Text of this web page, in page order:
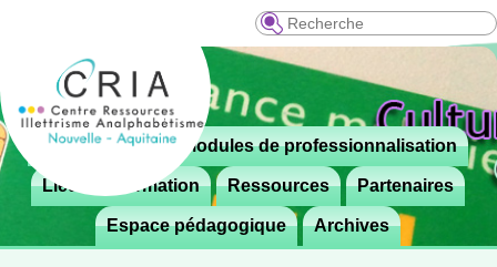
Recherche
Menu
principal
Aller
contenu
principal
 Le CRIA Modules de professionnalisation
Lieux de formation Ressources Partenaires
Espace pédagogique Archives